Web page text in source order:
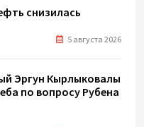
cнизилась
5 августа 2026
Эргун Кырлыковалы
по вопросу Рубена